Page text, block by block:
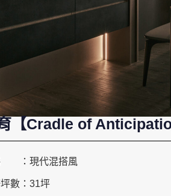
【Cradle of
： 現代混搭風
數 ： 31坪